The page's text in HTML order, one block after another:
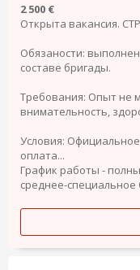
2 500 €
Открыта вакансия.
Обязаности:
составе бригады.
Требования: Опыт не
внимательность,
Условия:
оплата...
График работы -
среднее-специальное